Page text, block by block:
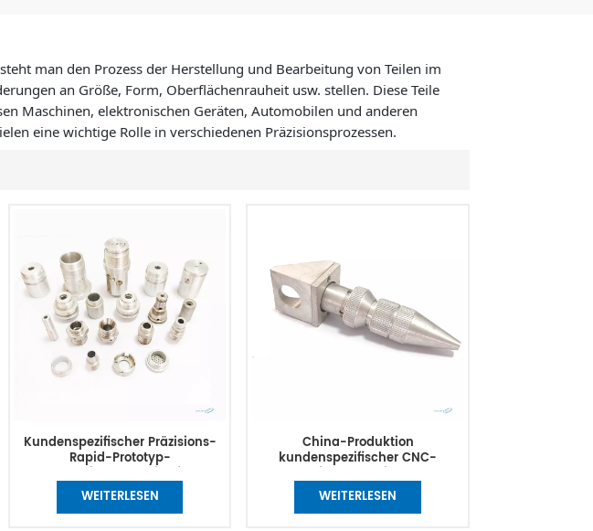
man den Prozess der Herstellung und Bearbeitung von Teilen im
an Größe, Form, Oberflächenrauheit usw. stellen. Diese Teile
Maschinen, elektronischen Geräten, Automobilen und anderen
eine wichtige Rolle in verschiedenen Präzisionsprozessen.
Kundenspezifischer Präzisions-
Rapid-Prototyp-
Edelstahl-Aluminiumteile, CNC-
Metalldrehen, Schneiden, Fräsen,
WEITERLESEN
China-Produktion
kundenspezifischer CNC-
Edelstahl-Aluminium-CNC-
Drehfrästeile
WEITERLESEN